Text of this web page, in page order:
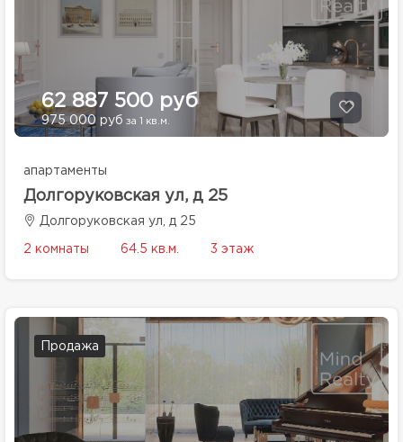
62 887 500 руб
975 000 руб за 1 кв.м.
апартаменты
Долгоруковская ул, д 25
Долгоруковская ул, д 25
2 комнаты 64.5 кв.м. 3 этаж
Продажа